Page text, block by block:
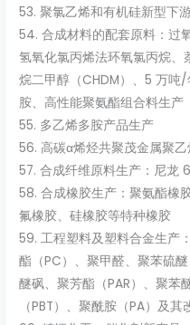
53. 聚氯乙烯和有机硅新型下
54. 合成材料的配套原料：过
氢氧化氯丙烯法环氧氯丙烷、
烷二甲醇（CHDM）、5 万吨
胺、高性能聚氨酯组合料生产
55. 多乙烯多胺产品生产
56. 高碳α烯烃共聚茂金属聚
57. 合成纤维原料生产：尼龙
58. 合成橡胶生产：聚氨酯橡
氟橡胶、硅橡胶等特种橡胶
59. 工程塑料及塑料合金生产
酯（PC）、聚甲醛、聚苯硫
醚砜、聚芳酯（PAR）、聚苯
（PBT）、聚酰胺（PA）及